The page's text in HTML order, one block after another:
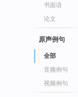
书面语
论文
原声例句
全部
音频例句
视频例句